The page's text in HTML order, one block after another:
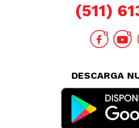
(511)
DESCARGA